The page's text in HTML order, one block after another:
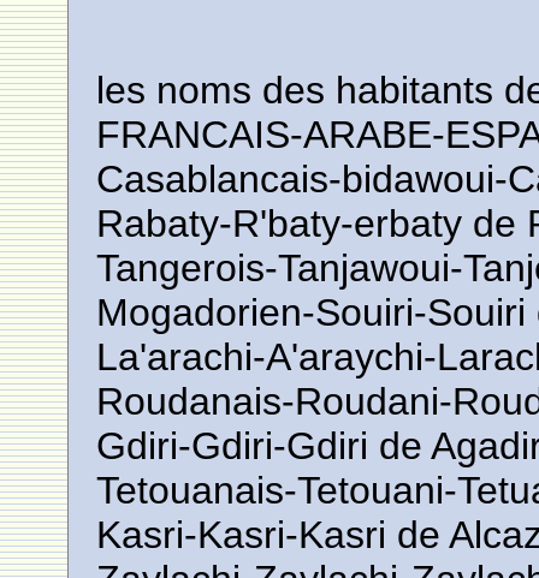
les noms des habitants
FRANCAIS-ARABE-
Casablancais-bidawoui-
Rabaty-R'baty-erbaty de
Tangerois-Tanjawoui-
Mogadorien-Souiri-
La'arachi-A'araychi-
Roudanais-Roudani-
Gdiri-Gdiri-Gdiri de
Tetouanais-Tetouani-
Kasri-Kasri-Kasri de